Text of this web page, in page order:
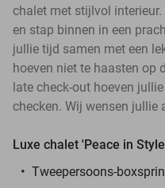
chalet met stijlvol
en stap binnen in een
jullie tijd samen met een
hoeven niet te haasten op
late check-out hoeven
checken. Wij wensen jullie
Luxe chalet 'Peace in
Tweepersoons-